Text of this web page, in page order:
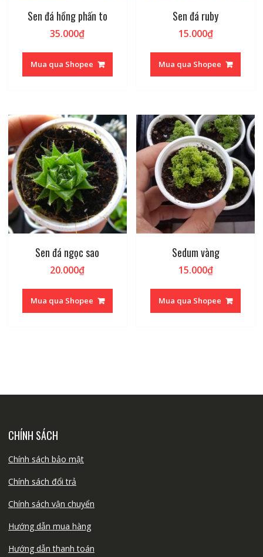
Sen đá hồng phấn to
35.000₫
Mua qua Shopee
Sen đá ruby
15.000₫
Mua qua Shopee
Sen đá ngọc sao
20.000₫
Mua qua Shopee
Sedum vàng
15.000₫
Mua qua Shopee
CHÍNH SÁCH
Chính sách bảo mật
Chính sách đổi trả
Chính sách vận chuyển
Hướng dẫn mua hàng
Hướng dẫn thanh toán